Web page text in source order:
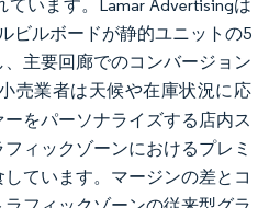
います。Lamar Advertisingは
ビルボードが静的ユニットの5
主要回廊でのコンバージョン
売業者は天候や在庫状況に応
をパーソナライズする店内ス
ィックゾーンにおけるプレミ
ています。マージンの差とコ